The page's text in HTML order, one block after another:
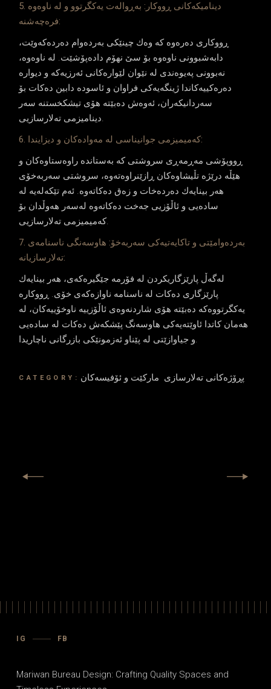
5. دینامیكه‌كانی ڕووكار: به‌ڕواله‌ت یه‌كگرتوو و له‌ ناوه‌وه‌
فره‌چه‌شنه‌:
ڕووكاری ده‌ره‌وه‌ كه‌ وه‌ك چینێكی به‌رده‌وام ده‌رده‌كه‌وێت،
دابه‌شبوونی ناوه‌وه‌ بۆ سێ نهۆم داده‌پۆشێت. له‌ ناوه‌وه‌،
نه‌بوونی پەیوه‌ندی له‌ نێوان لێواره‌كانی ئه‌رزیه‌كه‌ و دیواره‌
ده‌ره‌كییه‌كاندا ژینگه‌یه‌كی فراوان و ئاسوده‌ دابین ده‌كات بۆ
سه‌ردانیكه‌ران، ئه‌وه‌ش ده‌بێته‌ هۆی تیشكخستنه‌ سه‌ر
دینامیزمی ته‌لارسازیی.
6. كه‌میمیزمی جوانیناسی له‌ مه‌واده‌كان و دیزایندا:
ڕووپۆشی مه‌ڕمه‌ڕی سروشتی كه‌ به‌ستانده‌ راوه‌ستاوه‌كان و
هێڵه‌ درێژه‌ تڵیشاوه‌كان ڕازێنراوه‌ته‌وه‌، سروشتی سه‌ربه‌خۆی
هه‌ر بینایه‌ك ده‌رده‌خات و زه‌ق ده‌كاته‌وه‌. ئه‌م تێكه‌له‌یه‌ له‌
ساده‌یی و ئاڵۆزیی جه‌خت ده‌كاته‌وه‌ له‌سه‌ر هه‌وڵدان بۆ
كه‌میمیزمی ته‌لارسازیی.
7. به‌رده‌وامێتی و تاكایه‌تیه‌كی سه‌ربه‌خۆ: هاوسه‌نگی ناسنامه‌ی
ته‌لارسازیانه‌:
له‌گه‌ڵ پارێزگاریكردن له‌ فۆرمه‌ جێگیره‌كه‌ی، هه‌ر بینایه‌ك
پارێزگاری ده‌كات له‌ ناسنامه‌ ناوازه‌كه‌ی خۆی. ڕووكاره‌
یه‌كگرتووه‌كه‌ ده‌بێته‌ هۆی شاردنه‌وه‌ی ئاڵۆزییه‌ ناوخۆییه‌كان، له‌
هه‌مان كاتدا ئاوێته‌یه‌كی هاوسه‌نگ پێشكه‌ش ده‌كات له‌ ساده‌یی
و جیاوازێتی له‌ پێناو ئه‌زمونێكی بازرگانی ناچاریدا.
CATEGORY: پڕۆژەکانی تەلارسازی مارکێت و ئۆفیسەکان
IG FB
Mariwan Bureau Design: Crafting Quality Spaces and